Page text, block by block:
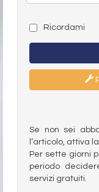
Ricordami
Se non sei
l’articolo, attiva la
Per sette giorni
periodo
servizi gratuiti.